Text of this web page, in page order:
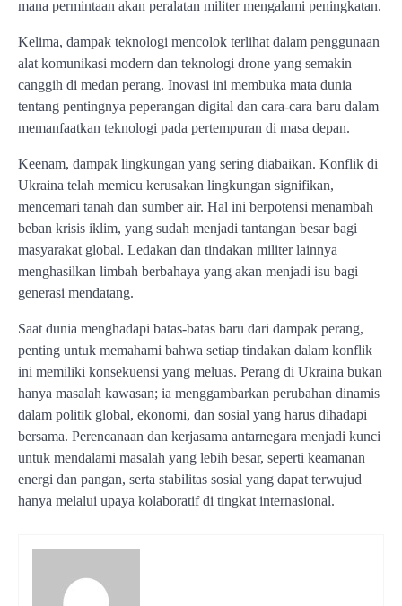
mana permintaan akan peralatan militer mengalami peningkatan.
Kelima, dampak teknologi mencolok terlihat dalam penggunaan
alat komunikasi modern dan teknologi drone yang semakin
canggih di medan perang. Inovasi ini membuka mata dunia
tentang pentingnya peperangan digital dan cara-cara baru dalam
memanfaatkan teknologi pada pertempuran di masa depan.
Keenam, dampak lingkungan yang sering diabaikan. Konflik di
Ukraina telah memicu kerusakan lingkungan signifikan,
mencemari tanah dan sumber air. Hal ini berpotensi menambah
beban krisis iklim, yang sudah menjadi tantangan besar bagi
masyarakat global. Ledakan dan tindakan militer lainnya
menghasilkan limbah berbahaya yang akan menjadi isu bagi
generasi mendatang.
Saat dunia menghadapi batas-batas baru dari dampak perang,
penting untuk memahami bahwa setiap tindakan dalam konflik
ini memiliki konsekuensi yang meluas. Perang di Ukraina bukan
hanya masalah kawasan; ia menggambarkan perubahan dinamis
dalam politik global, ekonomi, dan sosial yang harus dihadapi
bersama. Perencanaan dan kerjasama antarnegara menjadi kunci
untuk mendalami masalah yang lebih besar, seperti keamanan
energi dan pangan, serta stabilitas sosial yang dapat terwujud
hanya melalui upaya kolaboratif di tingkat internasional.